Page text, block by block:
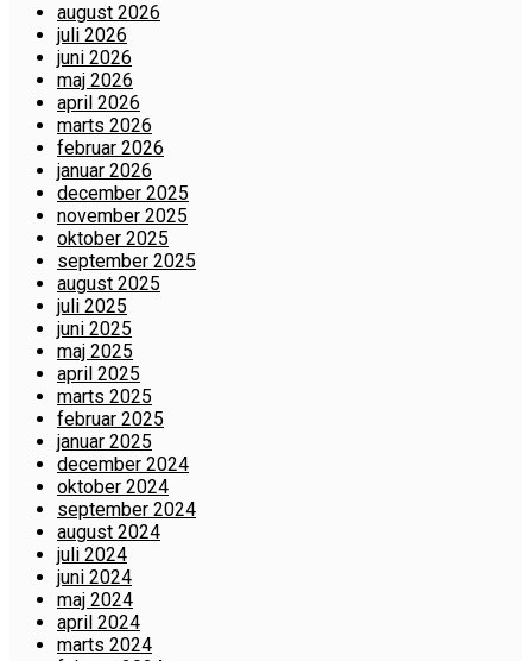
august 2026
juli 2026
juni 2026
maj 2026
april 2026
marts 2026
februar 2026
januar 2026
december 2025
november 2025
oktober 2025
september 2025
august 2025
juli 2025
juni 2025
maj 2025
april 2025
marts 2025
februar 2025
januar 2025
december 2024
oktober 2024
september 2024
august 2024
juli 2024
juni 2024
maj 2024
april 2024
marts 2024